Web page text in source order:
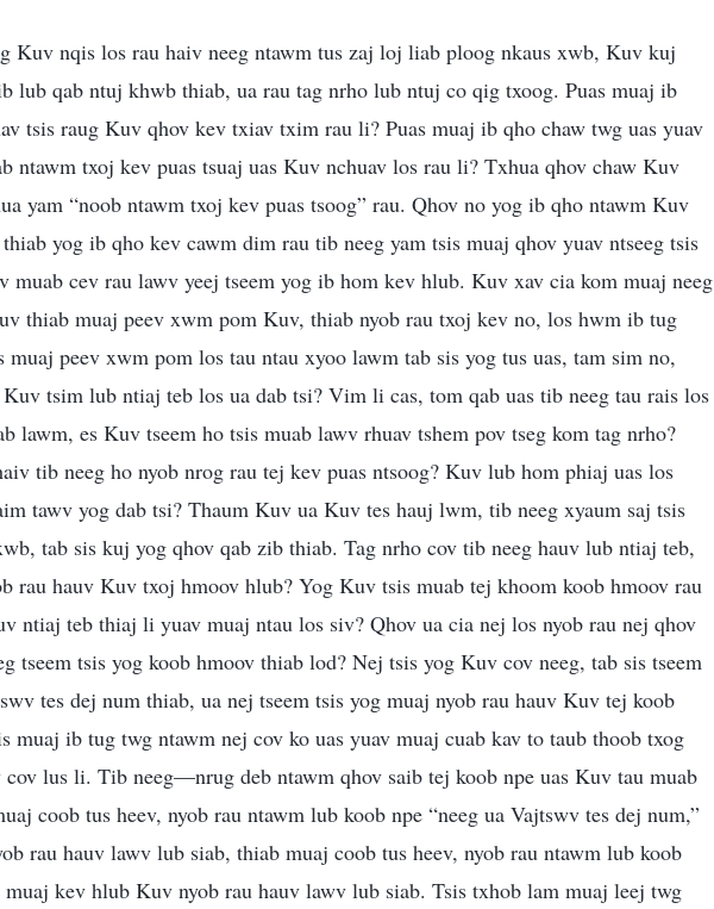
Kuv nqis los rau haiv neeg ntawm tus zaj loj liab ploog nkaus xwb, Kuv kuj
lub qab ntuj khwb thiab, ua rau tag nrho lub ntuj co qig txoog. Puas muaj ib
tsis raug Kuv qhov kev txiav txim rau li? Puas muaj ib qho chaw twg uas yuav
ntawm txoj kev puas tsuaj uas Kuv nchuav los rau li? Txhua qhov chaw Kuv
yam “noob ntawm txoj kev puas tsoog” rau. Qhov no yog ib qho ntawm Kuv
yog ib qho kev cawm dim rau tib neeg yam tsis muaj qhov yuav ntseeg tsis
muab cev rau lawv yeej tseem yog ib hom kev hlub. Kuv xav cia kom muaj neeg
thiab muaj peev xwm pom Kuv, thiab nyob rau txoj kev no, los hwm ib tug
muaj peev xwm pom los tau ntau xyoo lawm tab sis yog tus uas, tam sim no,
tsim lub ntiaj teb los ua dab tsi? Vim li cas, tom qab uas tib neeg tau rais los
lawm, es Kuv tseem ho tsis muab lawv rhuav tshem pov tseg kom tag nrho?
tib neeg ho nyob nrog rau tej kev puas ntsoog? Kuv lub hom phiaj uas los
tawv yog dab tsi? Thaum Kuv ua Kuv tes hauj lwm, tib neeg xyaum saj tsis
tab sis kuj yog qhov qab zib thiab. Tag nrho cov tib neeg hauv lub ntiaj teb,
rau hauv Kuv txoj hmoov hlub? Yog Kuv tsis muab tej khoom koob hmoov rau
ntiaj teb thiaj li yuav muaj ntau los siv? Qhov ua cia nej los nyob rau nej qhov
tseem tsis yog koob hmoov thiab lod? Nej tsis yog Kuv cov neeg, tab sis tseem
tes dej num thiab, ua nej tseem tsis yog muaj nyob rau hauv Kuv tej koob
muaj ib tug twg ntawm nej cov ko uas yuav muaj cuab kav to taub thoob txog
lus li. Tib neeg—nrug deb ntawm qhov saib tej koob npe uas Kuv tau muab
coob tus heev, nyob rau ntawm lub koob npe “neeg ua Vajtswv tes dej num,”
rau hauv lawv lub siab, thiab muaj coob tus heev, nyob rau ntawm lub koob
muaj kev hlub Kuv nyob rau hauv lawv lub siab. Tsis txhob lam muaj leej twg